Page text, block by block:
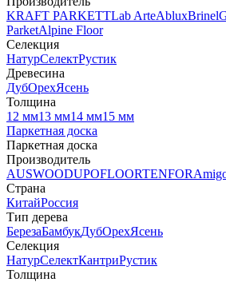
KRAFT PARKETTLab ArteAbluxBrinel
ParketAlpine Floor
Селекция
НатурСелектРустик
Древесина
ДубОрехЯсень
Толщина
12 мм13 мм14 мм15 мм
Паркетная доска
Паркетная доска
Производитель
AUSWOODUPOFLOORTENFOR
Страна
КитайРоссия
Тип дерева
БерезаБамбукДубОрехЯсень
Селекция
НатурСелектКантриРустик
Толщина